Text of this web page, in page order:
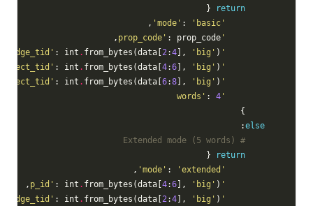
return
{
'mode'
: 'basic'
,
'prop_code'
: prop_code,
'edge_tid'
: int . from_bytes(data[ 2:4 ], 'big' ),
'subject_tid'
: int . from_bytes(data[ 4:6 ], 'big' ),
'object_tid'
: int . from_bytes(data[ 6:8 ], 'big' ),
'words'
: 4
        }
else
:
# Extended mode (5 words)
return
{
'mode'
: 'extended'
,
'p_id'
: int . from_bytes(data[ 4:6 ], 'big' ),
'edge_tid'
: int . from_bytes(data[ 2:4 ], 'big' ),